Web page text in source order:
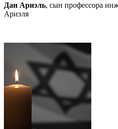
Дан Ариэль, сын профессора
Ариэля